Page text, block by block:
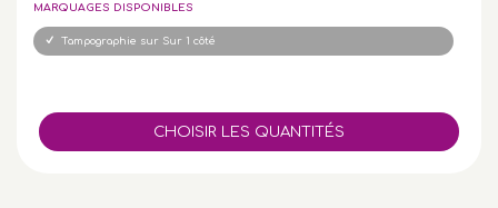
MARQUAGES DISPONIBLES
Tampographie sur Sur 1 côté